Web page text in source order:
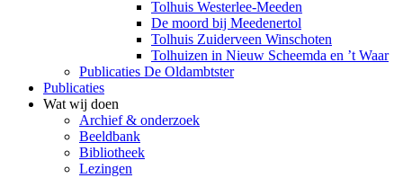
Tolhuis Westerlee-Meeden
De moord bij Meedenertol
Tolhuis Zuiderveen Winschoten
Tolhuizen in Nieuw Scheemda en ’t Waar
Publicaties De Oldambtster
Publicaties
Wat wij doen
Archief & onderzoek
Beeldbank
Bibliotheek
Lezingen